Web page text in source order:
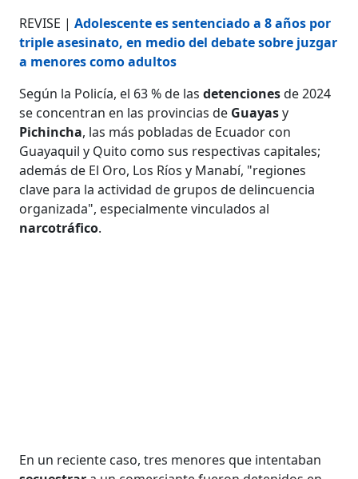
REVISE |Adolescente es sentenciado a 8 años por
triple asesinato, en medio del debate sobre juzgar
a menores como adultos
Según la Policía, el 63 % de lasdetencionesde 2024
se concentran en las provincias de Guayasy
Pichincha, las más pobladas de Ecuador con
Guayaquil y Quito como sus respectivas capitales;
además de El Oro, Los Ríos y Manabí, "regiones
clave para la actividad de grupos de delincuencia
organizada", especialmente vinculados al
narcotráfico.
En un reciente caso, tres menores que intentaban